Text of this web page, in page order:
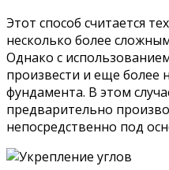
Этот способ считается
несколько более
Однако с
произвести и еще более
фундамента. В этом
предварительно
непосредственно под